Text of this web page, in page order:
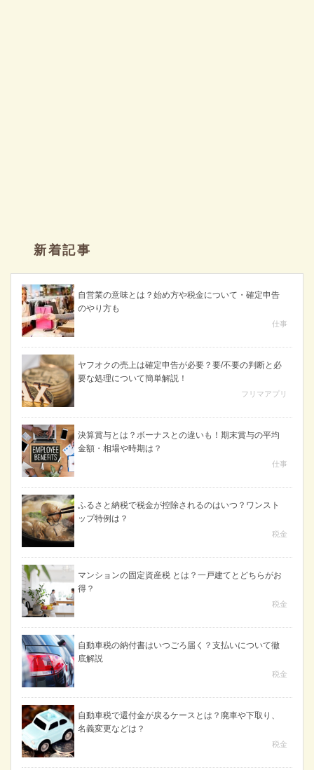
新着記事
自営業の意味とは？始め方や税金について・確定申告
のやり方も
仕事
ヤフオクの売上は確定申告が必要？要/不要の判断と必
要な処理について簡単解説！
フリマアプリ
決算賞与とは？ボーナスとの違いも！期末賞与の平均
金額・相場や時期は？
仕事
ふるさと納税で税金が控除されるのはいつ？ワンスト
ップ特例は？
税金
マンションの固定資産税 とは？一戸建てとどちらがお
得？
税金
自動車税の納付書はいつごろ届く？支払いについて徹
底解説
税金
自動車税で還付金が戻るケースとは？廃車や下取り、
名義変更などは？
税金